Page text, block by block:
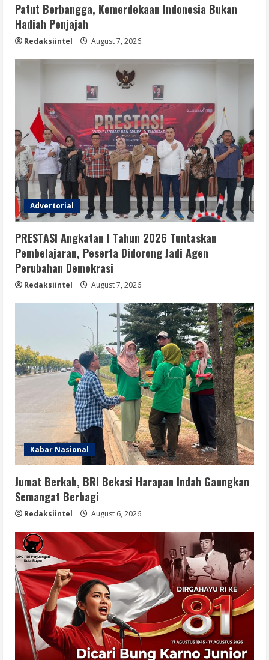
Patut Berbangga, Kemerdekaan Indonesia Bukan
Hadiah Penjajah
Redaksiintel August 7, 2026
Advertorial
PRESTASI Angkatan I Tahun 2026 Tuntaskan
Pembelajaran, Peserta Didorong Jadi Agen
Perubahan Demokrasi
Redaksiintel August 7, 2026
Kabar Nasional
Jumat Berkah, BRI Bekasi Harapan Indah Gaungkan
Semangat Berbagi
Redaksiintel August 6, 2026